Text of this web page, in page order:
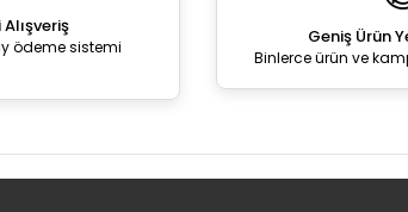
ödeme sistemi Geniş Ürün
Binlerce ürün ve